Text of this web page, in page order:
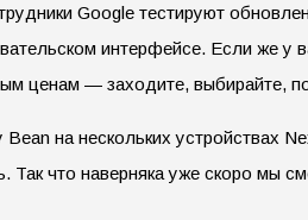
Google тестируют
интерфейсе. Если же у
ценам — заходите, выбирайте,
на нескольких устройствах
что наверняка уже скоро мы